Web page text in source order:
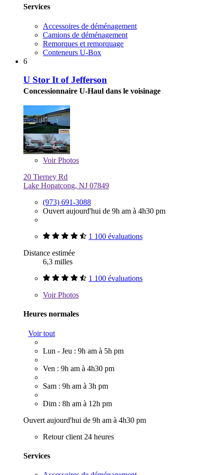
Services
Accessoires de déménagement
Camions de déménagement
Remorques et remorquage
Conteneurs U-Box
6
U Stor It of Jefferson
Concessionnaire U-Haul dans le voisinage
VoirPhotos
20 Tierney Rd
Lake Hopatcong, NJ 07849
(973) 691-3088
Ouvert aujourd'hui de 9h am à 4h30 pm
1 100 évaluations
Distance estimée
6,3 milles
1 100 évaluations
VoirPhotos
Heures normales
Voir tout
Lun - Jeu : 9h am à 5h pm
Ven : 9h am à 4h30 pm
Sam : 9h am à 3h pm
Dim : 8h am à 12h pm
Ouvert aujourd'hui de 9h am à 4h30 pm
Retour client 24 heures
Services